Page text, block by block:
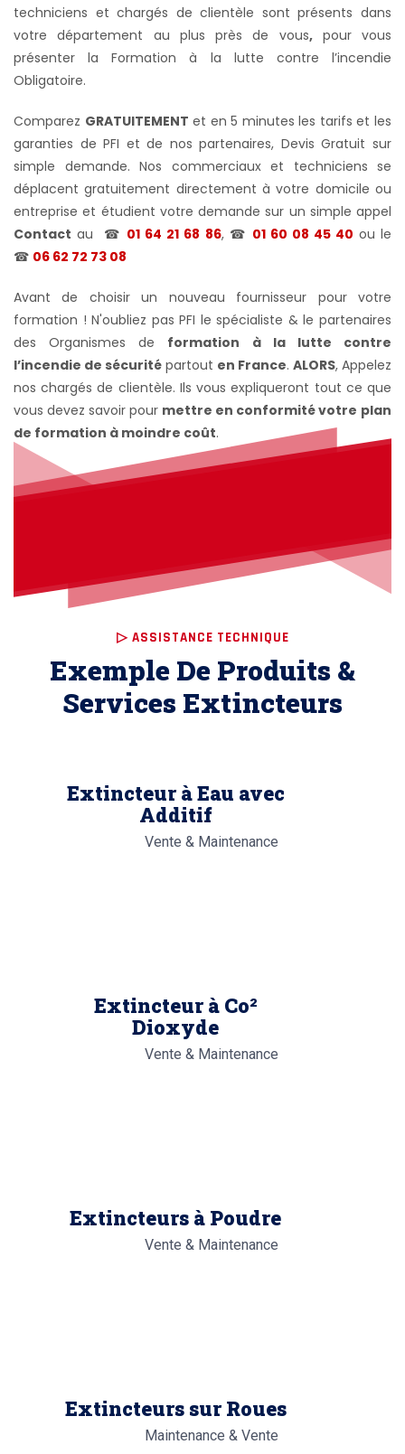
techniciens et chargés de clientèle sont présents dans
votre département au plus près de vous,pour vous
présenter la Formation à la lutte contre l’incendie
Obligatoire.
Comparez GRATUITEMENT et en 5 minutes les tarifs et les
garanties de PFI et de nos partenaires, Devis Gratuit sur
simple demande. Nos commerciaux et techniciens se
déplacent gratuitement directement à votre domicile ou
entreprise et étudient votre demande sur un simple appel
Contact au ☎ 01 64 21 68 86, ☎ 01 60 08 45 40 ou le
☎ 06 62 72 73 08
Avant de choisir un nouveau fournisseur pour votre
formation ! N'oubliez pas PFI le spécialiste & le partenaires
des Organismes de formation à la lutte contre
l’incendie de sécurité partout en France. ALORS, Appelez
nos chargés de clientèle. Ils vous expliqueront tout ce que
vous devez savoir pour mettre en conformité votre plan
de formation à moindre coût.
▷ ASSISTANCE TECHNIQUE
Exemple De Produits &
Services Extincteurs
Extincteur à Eau avec
Additif
Vente & Maintenance
Extincteur à Co²
Dioxyde
Vente & Maintenance
Extincteurs à Poudre
Vente & Maintenance
Extincteurs sur Roues
Maintenance & Vente